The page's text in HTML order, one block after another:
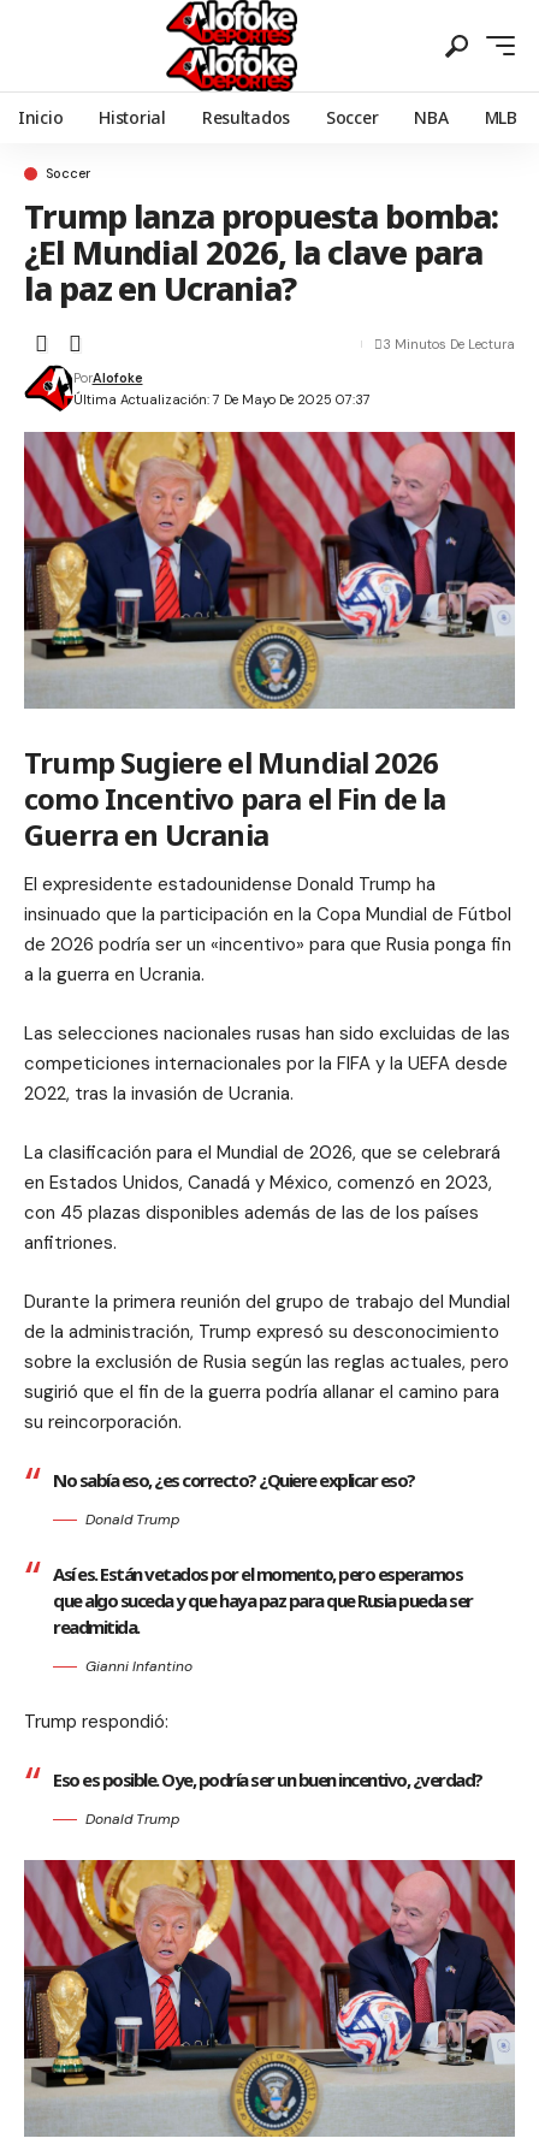
Inicio Historial Resultados Soccer NBA MLB
Soccer
Trump lanza propuesta bomba:
¿El Mundial 2026, la clave para
la paz en Ucrania?
Última Actualización: 7 De Mayo De 2025 07:37
PorAlofoke
3 Minutos De Lectura
Trump Sugiere el Mundial 2026
como Incentivo para el Fin de la
Guerra en Ucrania
El expresidente estadounidense Donald Trump ha
insinuado que la participación en la Copa Mundial de Fútbol
de 2026 podría ser un «incentivo» para que Rusia ponga fin
a la guerra en Ucrania.
Las selecciones nacionales rusas han sido excluidas de las
competiciones internacionales por la FIFA y la UEFA desde
2022, tras la invasión de Ucrania.
La clasificación para el Mundial de 2026, que se celebrará
en Estados Unidos, Canadá y México, comenzó en 2023,
con 45 plazas disponibles además de las de los países
anfitriones.
Durante la primera reunión del grupo de trabajo del Mundial
de la administración, Trump expresó su desconocimiento
sobre la exclusión de Rusia según las reglas actuales, pero
sugirió que el fin de la guerra podría allanar el camino para
su reincorporación.
No sabía eso, ¿es correcto? ¿Quiere explicar eso?
Donald Trump
Así es. Están vetados por el momento, pero esperamos
que algo suceda y que haya paz para que Rusia pueda ser
readmitida.
Gianni Infantino
Trump respondió:
Eso es posible. Oye, podría ser un buen incentivo, ¿verdad?
Donald Trump